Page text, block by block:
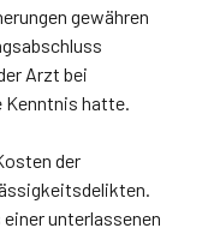
gewähren
Arzt bei
Kenntnis hatte.
der
unterlassenen